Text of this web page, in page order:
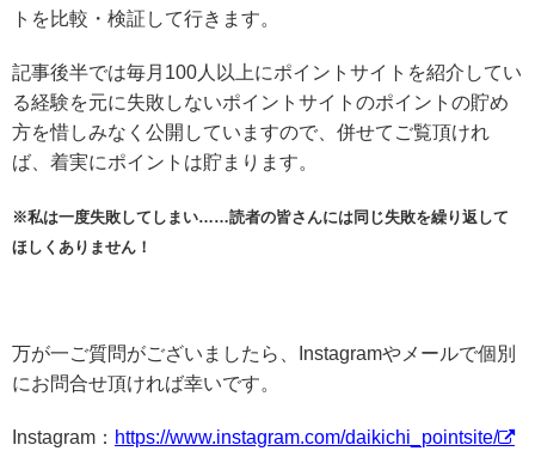
トを比較・検証して行きます。
記事後半では毎月100人以上にポイントサイトを紹介してい
る経験を元に失敗しないポイントサイトのポイントの貯め
方を惜しみなく公開していますので、併せてご覧頂けれ
ば、着実にポイントは貯まります。
※私は一度失敗してしまい……読者の皆さんには同じ失敗を繰り返して
ほしくありません！
万が一ご質問がございましたら、Instagramやメールで個別
にお問合せ頂ければ幸いです。
Instagram： https://www.instagram.com/daikichi_pointsite/